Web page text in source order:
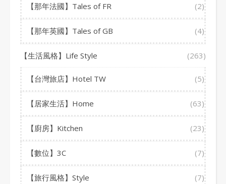
【那年法國】Tales of FR (2)
【那年英國】Tales of GB (4)
【生活風格】Life Style (263)
【台灣旅店】Hotel TW (5)
【居家生活】Home (63)
【廚房】Kitchen (23)
【數位】3C (7)
【旅行風格】Style (7)